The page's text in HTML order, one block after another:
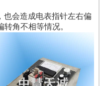
也会造成电表指针左右偏
角不相等情况。